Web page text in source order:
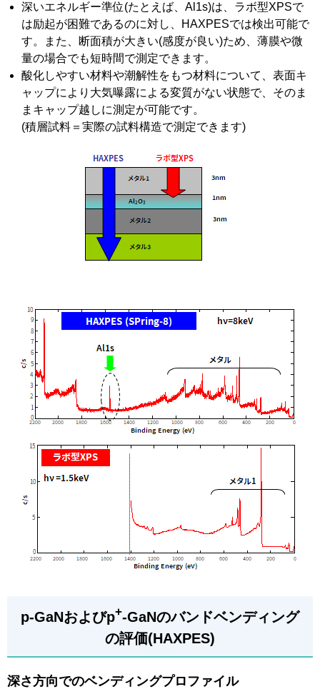
深いエネルギー準位(たとえば、Al1s)は、ラボ型XPSで
は励起が困難であるのに対し、HAXPESでは検出可能で
す。また、断面積が大きい(感度が良い)ため、薄膜や微
量の場合でも短時間で測定できます。
酸化しやすい材料や潮解性をもつ材料について、表面キ
ャップにより大気曝露による変質がない状態で、そのま
まキャップ越しに測定が可能です。
(積層試料＝実際の試料構造で測定できます)
p-GaNおよびp+-GaNのバンドベンディング
の評価(HAXPES)
深さ方向でのベンディングプロファイル